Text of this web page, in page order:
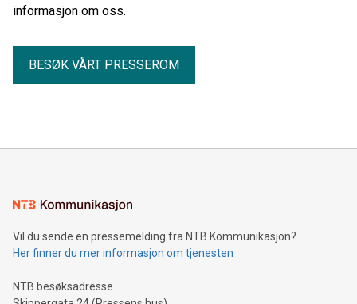
informasjon om oss.
BESØK VÅRT PRESSEROM
Vil du sende en pressemelding fra NTB Kommunikasjon?
Her finner du mer informasjon om tjenesten
NTB besøksadresse